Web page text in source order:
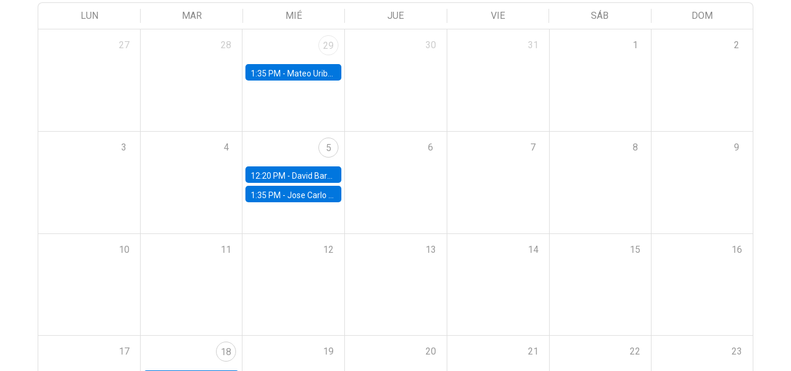
LUN MAR MIÉ JUE VIE SÁB DOM
27 28 29
1:35 PM - Mateo Uribe-Castro, Universidad de los Andes (Colombia)
30 31 1 2
3 4 5
12:20 PM - David Bardey, Universidad de los Andes - CEDE
1:35 PM -Jose Carlo Bermudez, UC (ME) & World Bank
6 7 8 9
10 11 12 13 14 15 16
17 18 19 20 21 22 23